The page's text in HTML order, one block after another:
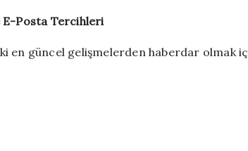
Posta Tercihleri
en güncel gelişmelerden haberdar olmak